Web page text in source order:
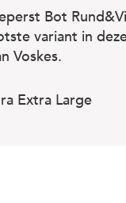
Bot
variant in
Voskes.
Extra Large